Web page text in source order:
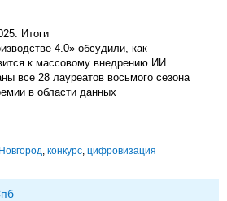
Итоги
4.0» обсудили, как
к массовому внедрению ИИ
все 28 лауреатов восьмого сезона
в области данных
конкурс цифровизация